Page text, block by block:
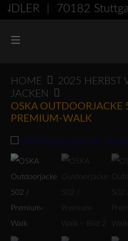
Springen
Inhalt
| 70182
HOME
2025 HERBST
JACKEN
OSKA OUTDOORJACKE
PREMIUM-WALK